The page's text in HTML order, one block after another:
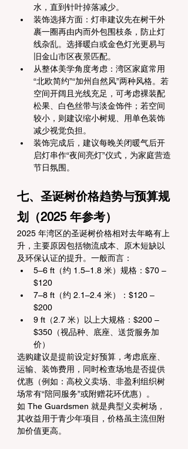
水，直到针叶掉落减少。
装饰选择方面：灯串建议先在树干外
裹一圈再由内而外包围枝条，防止灯
线杂乱。选择暖白或金色灯光更易与
旧金山市区夜景匹配。
从整体美学角度考虑：湾区家庭常用
“北欧简约”“加州自然风”两种风格。若
空间开阔且光线充足，可考虑裸装配
松果、白色丝带与淡金饰件；若空间
较小，则建议缩小树规、用单色装饰
减少视觉负担。
装饰完成后，建议每晚关闭暖气后开
启灯串作“夜间亮灯”仪式，为家庭营造
节日氛围。
七、圣诞树价格趋势与预算规
划（2025 年参考）
2025 年湾区的圣诞树价格相对去年略有上
升，主要原因包括物流成本、原木短缺以
及环保认证的提升。一般而言：
5–6 ft（约 1.5–1.8 米）规格：$70 –
$120
7–8 ft（约 2.1–2.4 米）：$120 –
$200
9 ft（2.7 米）以上大规格：$200 –
$350（视品种、底座、送货服务加
价）
选购建议是提前设定好预算，考虑底座、
运输、装饰费用，同时检查场地是否提供
优惠（例如：高校义卖场、非盈利组织树
场常有“陪同服务”或附赠花环优惠）。
如 The Guardsmen 就是典型义卖树场，
其收益用于青少年项目，价格虽主流但附
加价值更高。